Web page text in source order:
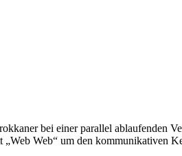
bei einer parallel ablaufenden
Web“ um den kommunikativen